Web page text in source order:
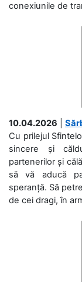
conexiunile de
10.04.2026
Cu prilejul
sincere și
partenerilor și
să vă aducă
speranță. Să
de cei dragi, în